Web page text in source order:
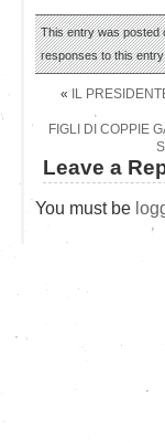
This entry was posted
responses to this
« IL
FIGLI DI COPPIE
Leave a
You must be